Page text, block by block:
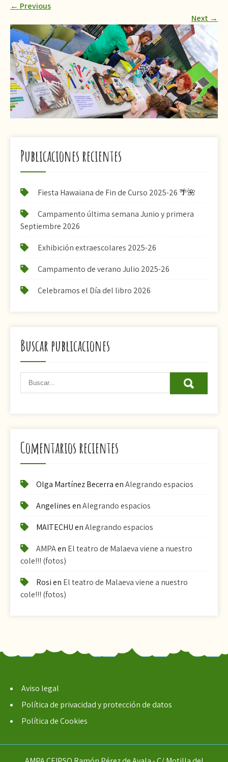
← Previous
Next →
Publicaciones recientes
Fiesta Hawaiana de Fin de Curso 2025-26 🌴🌺
Campamento última semana Junio y primera
Septiembre 2026
Exhibición extraescolares 2025-26
Campamento de verano Julio 2025-26
Celebramos el Día del libro 2026
Buscar publicaciones
Comentarios recientes
Olga Martínez BecerraenAlegrando espacios
AngelinesenAlegrando espacios
MAITECHUenAlegrando espacios
AMPAen El teatro de Malaeva viene a nuestro
cole!!! (fotos)
Rosien El teatro de Malaeva viene a nuestro
cole!!! (fotos)
Aviso legal
Política de privacidad y protección de datos
Política de Cookies